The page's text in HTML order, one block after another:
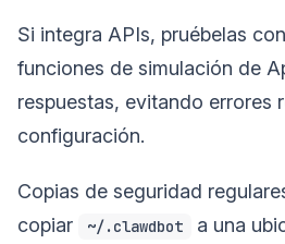
Si integra APIs, pruébelas
funciones de simulación de
respuestas, evitando errores
configuración.
Copias de seguridad
copiar
~/.clawdbot a una